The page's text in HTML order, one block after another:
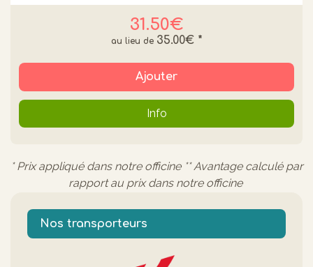
31.50€
35.00€ *
Ajouter
Info
* Prix appliqué dans notre officine ** Avantage calculé par
rapport au prix dans notre officine
Nos transporteurs